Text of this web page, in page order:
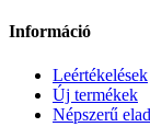
Információ
Leértékelések
Új termékek
Népszerű